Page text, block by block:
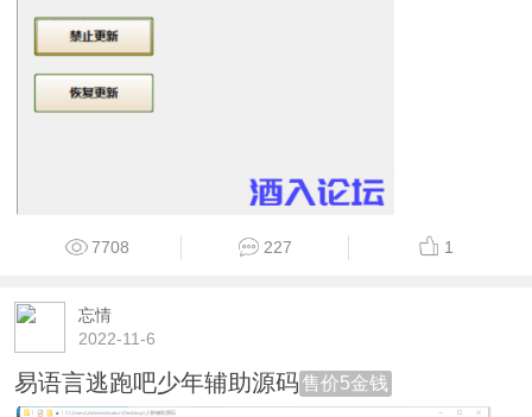
7708 227 1
忘情
2022-11-6
易语言逃跑吧少年辅助源码 售价5金钱